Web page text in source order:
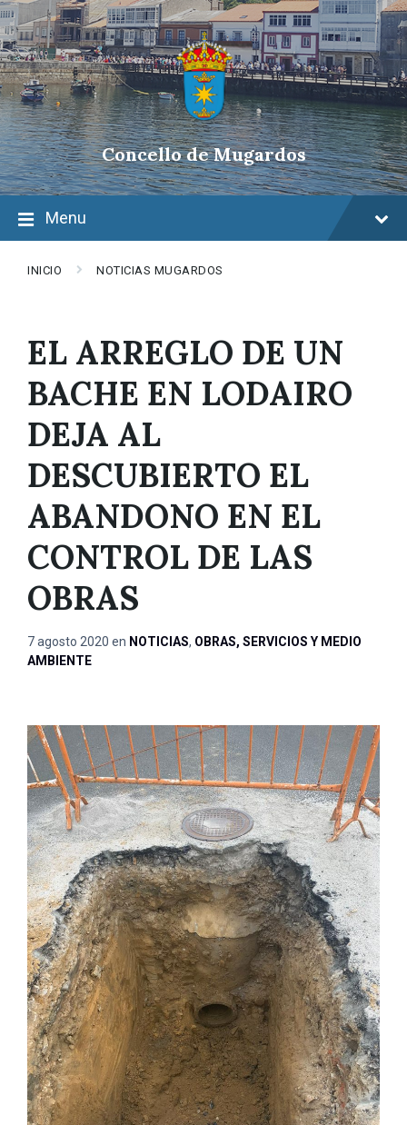
Skip
to
content
Skip
to
main
navigation
Skip
to
footer
Concello de Mugardos
Menu
INICIO NOTICIAS MUGARDOS
EL ARREGLO DE UN
BACHE EN LODAIRO
DEJA AL
DESCUBIERTO EL
ABANDONO EN EL
CONTROL DE LAS
OBRAS
7 agosto 2020 en NOTICIAS, OBRAS, SERVICIOS Y MEDIO
AMBIENTE